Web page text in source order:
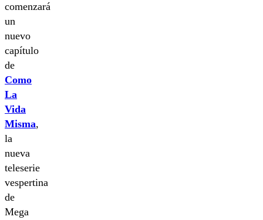
comenzará
un
nuevo
capítulo
de
Como
La
Vida
Misma,
la
nueva
teleserie
vespertina
de
Mega